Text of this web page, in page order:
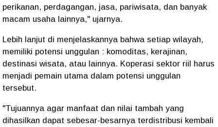
perikanan, perdagangan, jasa, pariwisata, dan banyak
macam usaha lainnya," ujarnya.
Lebih lanjut di menjelaskannya bahwa setiap wilayah,
memiliki potensi unggulan : komoditas, kerajinan,
destinasi wisata, atau lainnya. Koperasi sektor riil harus
menjadi pemain utama dalam potensi unggulan
tersebut.
"Tujuannya agar manfaat dan nilai tambah yang
dihasilkan dapat sebesar-besarnya terdistribusi kembali